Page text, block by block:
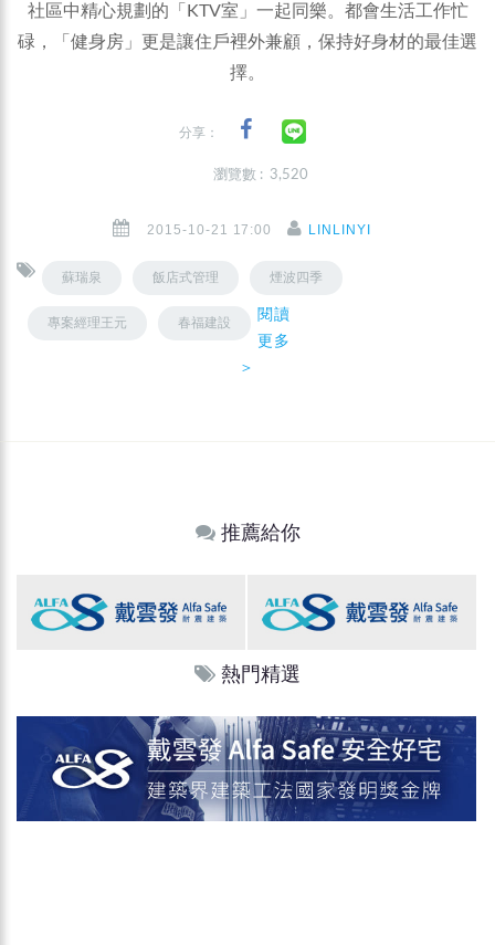
社區中精心規劃的「KTV室」一起同樂。都會生活工作忙
碌，「健身房」更是讓住戶裡外兼顧，保持好身材的最佳選
擇。
分享：
瀏覽數 : 3,520
2015-10-21 17:00 LINLINYI
蘇瑞泉 飯店式管理 煙波四季
專案經理王元 春福建設
閱讀
更多
＞
推薦給你
熱門精選